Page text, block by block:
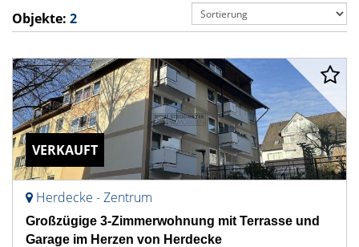
Objekte: 2
VERKAUFT
Herdecke - Zentrum
Großzügige 3-Zimmerwohnung mit Terrasse und
Garage im Herzen von Herdecke